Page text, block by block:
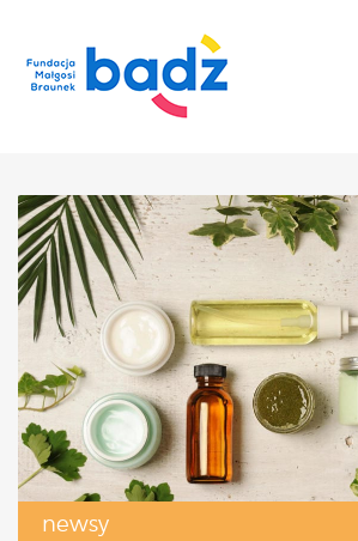
newsy
List Małgosi
Statut
Zarząd
Rada Fundacji
Rada Programowa
Wolontariusze
Sprawozdania
Kongres
O Kongresie
Kongres 2020